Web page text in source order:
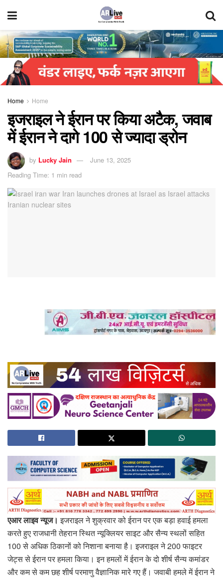
Home Home
इजराइल ने ईरान पर किया अटैक, जवाब
में ईरान ने दागे 100 से ज्यादा ड्रोन
by Lucky Jain
June 13, 2025
Reading Time: 1 min read
एआर लाइव न्यूज।इजराइल ने शुक्रवार को ईरान पर एक बड़ा हवाई हमला
करते हुए राजधानी तेहरान स्थित न्यूक्लियर साइट और सैन्य स्थलों सहित
100 से अधिक ठिकानों को निशाना बनाया है। इजराइल ने 200 फाइटर
जेट्स से ईरान पर हमला किया। इन हमलों में ईरान के दो शीर्ष सैन्य कमांडर
और कम से कम छह शीर्ष परमाणु वैज्ञानिक मारे गए हैं। जवाबी हमले में ईरान ने